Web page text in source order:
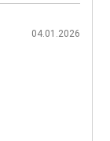
04.01.2026